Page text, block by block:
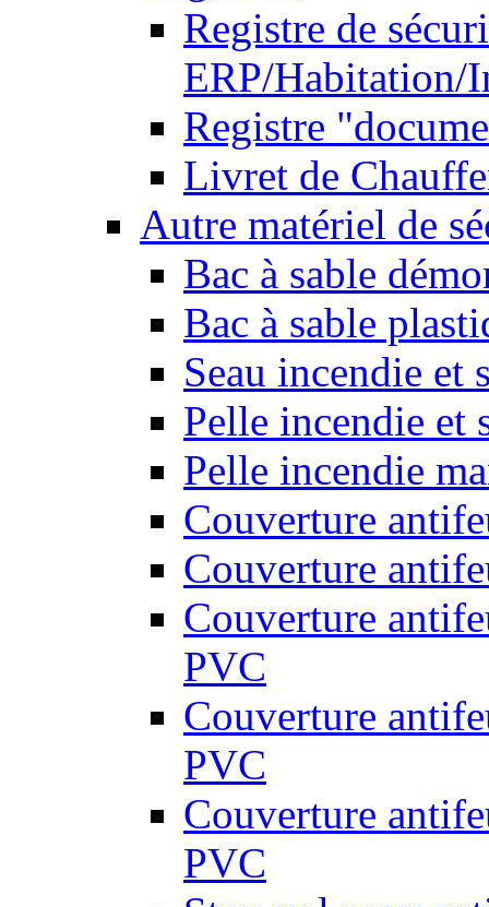
Registre de
ERP/Habitation/
Registre
Livret de
Autre matériel de
Bac à sable
Bac à sable
Seau incendie et
Pelle incendie et
Pelle incendie
Couverture
Couverture
Couverture
PVC
Couverture
PVC
Couverture
PVC